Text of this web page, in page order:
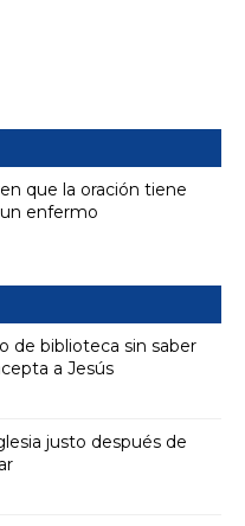
que la oración tiene
enfermo
de biblioteca sin saber
a Jesús
justo después de